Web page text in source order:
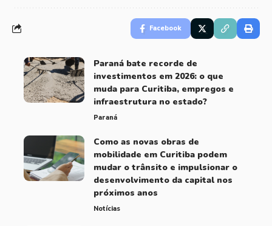
Facebook
Paraná bate recorde de
investimentos em 2026: o que
muda para Curitiba, empregos e
infraestrutura no estado?
Paraná
Como as novas obras de
mobilidade em Curitiba podem
mudar o trânsito e impulsionar o
desenvolvimento da capital nos
próximos anos
Notícias